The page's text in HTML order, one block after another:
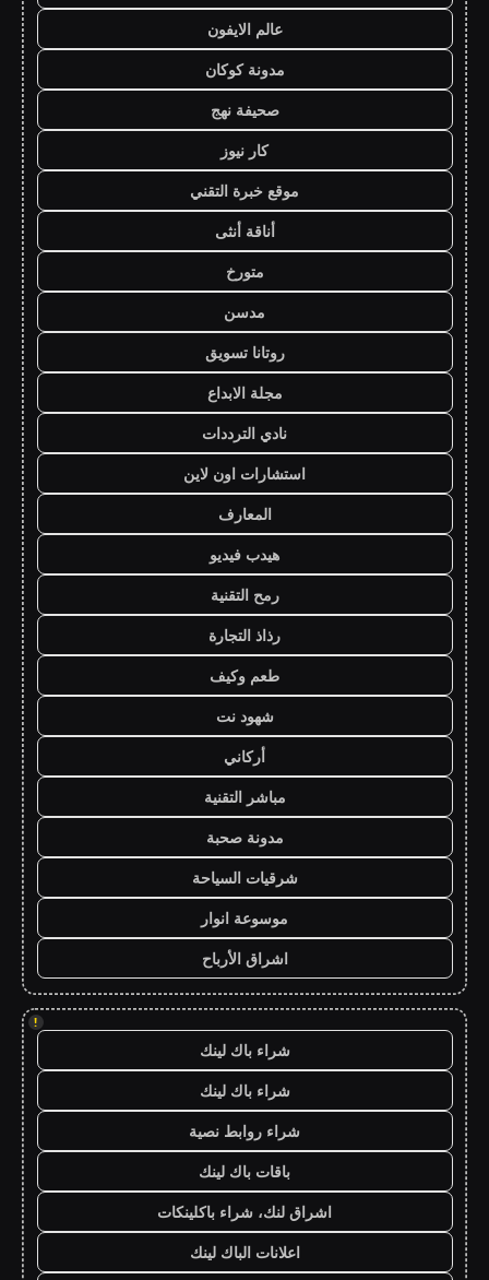
عالم الايفون
مدونة كوكان
صحيفة نهج
كار نيوز
موقع خبرة التقني
أناقة أنثى
متورخ
مدسن
روتانا تسويق
مجلة الابداع
نادي الترددات
استشارات اون لاين
المعارف
هيدب فيديو
رمح التقنية
رذاذ التجارة
طعم وكيف
شهود نت
أركاني
مباشر التقنية
مدونة صحبة
شرقيات السياحة
موسوعة انوار
اشراق الأرباح
!
شراء باك لينك
شراء باك لينك
شراء روابط نصية
باقات باك لينك
اشراق لنك، شراء باكلينكات
اعلانات الباك لينك